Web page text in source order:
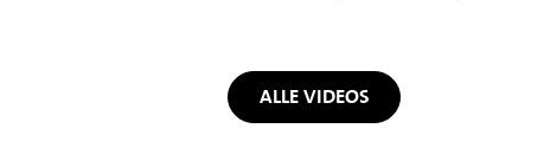
ALLE VIDEOS